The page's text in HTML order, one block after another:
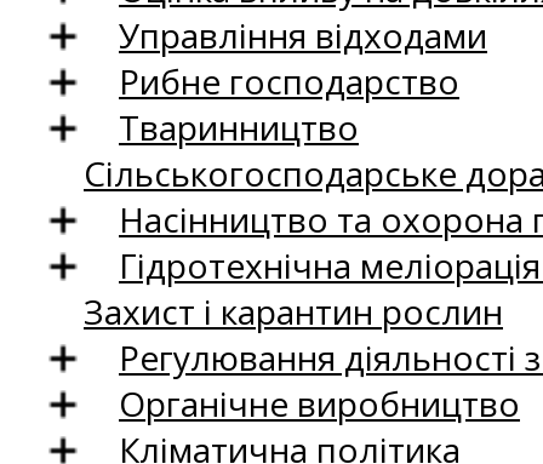
Управління відходами
Рибне господарство
Тваринництво
Сільськогосподарське
Насінництво та
Гідротехнічна
Захист і карантин рослин
Регулювання
Органічне виробництво
Кліматична політика